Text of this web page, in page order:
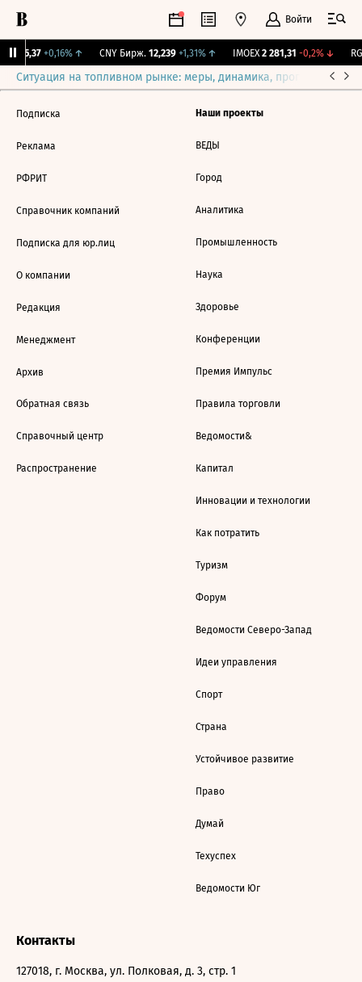
Войти
115,37 +0,16%↑ CNY Бирж. 12,239 +1,31%↑ IMOEX 2 281,31 -0,2%↓
Ситуация на топливном рынке: меры, динамика, прогнозы
Подписка
Реклама
РФРИТ
Справочник компаний
Подписка для юр.лиц
О компании
Редакция
Менеджмент
Архив
Обратная связь
Справочный центр
Распространение
Наши проекты
ВЕДЫ
Город
Аналитика
Промышленность
Наука
Здоровье
Конференции
Премия Импульс
Правила торговли
Ведомости&
Капитал
Инновации и технологии
Как потратить
Туризм
Форум
Ведомости Северо-Запад
Идеи управления
Спорт
Страна
Устойчивое развитие
Право
Думай
Техуспех
Ведомости Юг
Контакты
127018, г. Москва, ул. Полковая, д. 3, стр. 1